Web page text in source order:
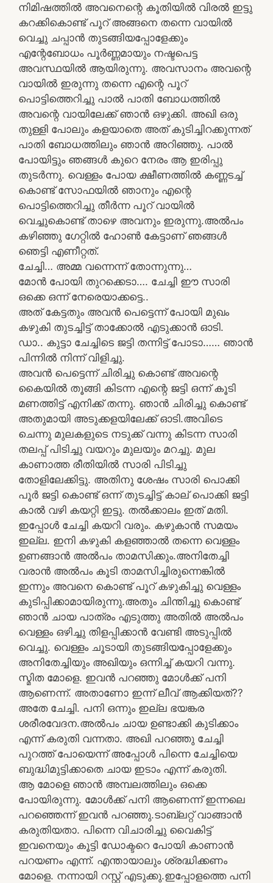
നിമിഷത്തിൽ അവനെന്റെ കൂതിയിൽ വിരൽ ഇട്ടു
കറക്കികൊണ്ട് പൂറ് അങ്ങനെ തന്നെ വായിൽ
വെച്ചു ചപ്പാൻ തുടങ്ങിയപ്പോളേക്കും
എന്റേബോധം പൂർണ്ണമായും നഷ്ടപെട്ട
അവസ്ഥയിൽ ആയിരുന്നു. അവസാനം അവന്റെ
വായിൽ ഇരുന്നു തന്നെ എന്റെ പൂറ്
പൊട്ടിത്തെറിച്ചു പാൽ പാതി ബോധത്തിൽ
അവന്റെ വായിലേക്ക് ഞാൻ ഒഴുക്കി. അഖി ഒരു
തുള്ളി പോലും കളയാതെ അത് കുടിച്ചിറക്കുന്നത്
പാതി ബോധത്തിലും ഞാൻ അറിഞ്ഞു. പാൽ
പോയിട്ടും ഞങ്ങൾ കുറെ നേരം ആ ഇരിപ്പു
തുടർന്നു. വെള്ളം പോയ ക്ഷീണത്തിൽ കണ്ണടച്ച്
കൊണ്ട് സോഫയിൽ ഞാനും എന്റെ
പൊട്ടിത്തെറിച്ചു തീർന്ന പൂറ് വായിൽ
വെച്ചുകൊണ്ട് താഴെ അവനും ഇരുന്നു.അൽപം
കഴിഞ്ഞു ഗേറ്റിൽ ഹോൺ കേട്ടാണ് ഞങ്ങൾ
ഞെട്ടി എണീറ്റത്.
ചേച്ചി… അമ്മ വന്നെന്ന് തോന്നുന്നു…
മോൻ പോയി തുറക്കെടാ…. ചേച്ചി ഈ സാരി
ഒക്കെ ഒന്ന് നേരെയാക്കട്ടെ..
അത് കേട്ടതും അവൻ പെട്ടെന്ന് പോയി മുഖം
കഴുകി തുടച്ചിട്ട് താക്കോൽ എടുക്കാൻ ഓടി.
ഡാ.. കുട്ടാ ചേച്ചിടെ ജട്ടി തന്നിട്ട് പോടാ…… ഞാൻ
പിന്നിൽ നിന്ന് വിളിച്ചു.
അവൻ പെട്ടെന്ന് ചിരിച്ചു കൊണ്ട് അവന്റെ
കൈയിൽ തൂങ്ങി കിടന്ന എന്റെ ജട്ടി ഒന്ന് കൂടി
മണത്തിട്ട് എനിക്ക് തന്നു. ഞാൻ ചിരിച്ചു കൊണ്ട്
അതുമായി അടുക്കളയിലേക്ക് ഓടി.അവിടെ
ചെന്നു മുലകളുടെ നടുക്ക് വന്നു കിടന്ന സാരി
തലപ്പ് പിടിച്ചു വയറും മുലയും മറച്ചു. മുല
കാണാത്ത രീതിയിൽ സാരി പിടിച്ചു
തോളിലേക്കിട്ടു. അതിനു ശേഷം സാരി പൊക്കി
പൂർ ജട്ടി കൊണ്ട് ഒന്ന് തുടച്ചിട്ട് കാല് പൊക്കി ജട്ടി
കാൽ വഴി കയറ്റി ഇട്ടു. തൽക്കാലം ഇത്‌ മതി.
ഇപ്പോൾ ചേച്ചി കയറി വരും. കഴുകാൻ സമയം
ഇല്ല. ഇനി കഴുകി കളഞ്ഞാൽ തന്നെ വെള്ളം
ഉണങ്ങാൻ അൽപം താമസിക്കും.അനിതേച്ചി
വരാൻ അൽപം കൂടി താമസിച്ചിരുന്നെങ്കിൽ
ഇന്നും അവനെ കൊണ്ട് പൂറ് കഴുകിച്ചു വെള്ളം
കുടിപ്പിക്കാമായിരുന്നു.അതും ചിന്തിച്ചു കൊണ്ട്
ഞാൻ ചായ പാത്രം എടുത്തു അതിൽ അൽപം
വെള്ളം ഒഴിച്ചു തിളപ്പിക്കാൻ വേണ്ടി അടുപ്പിൽ
വെച്ചു. വെള്ളം ചൂടായി തുടങ്ങിയപ്പോളേക്കും
അനിതേച്ചിയും അഖിയും ഒന്നിച്ച് കയറി വന്നു.
സ്മിത മോളെ. ഇവൻ പറഞ്ഞു മോൾക്ക് പനി
ആണെന്ന്. അതാണോ ഇന്ന് ലീവ് ആക്കിയത്??
അതേ ചേച്ചി. പനി ഒന്നും ഇല്ല ഭയങ്കര
ശരീരവേദന.അൽപം ചായ ഉണ്ടാക്കി കുടിക്കാം
എന്ന് കരുതി വന്നതാ. അഖി പറഞ്ഞു ചേച്ചി
പുറത്ത് പോയെന്ന് അപ്പോൾ പിന്നെ ചേച്ചിയെ
ബുദ്ധിമുട്ടിക്കാതെ ചായ ഇടാം എന്ന് കരുതി.
ആ മോളെ ഞാൻ അമ്പലത്തിലും ഒക്കെ
പോയിരുന്നു. മോൾക്ക്‌ പനി ആണെന്ന് ഇന്നലെ
പറഞ്ഞെന്ന് ഇവൻ പറഞ്ഞു.ടാബ്‌ലറ്റ് വാങ്ങാൻ
കരുതിയതാ. പിന്നെ വിചാരിച്ചു വൈകിട്ട്
ഇവനെയും കൂട്ടി ഡോക്ടറെ പോയി കാണാൻ
പറയണം എന്ന്. എന്തായാലും ശ്രദ്ധിക്കണം
മോളെ. നന്നായി റസ്റ്റ്‌ എടുക്കു.ഇപ്പോളത്തെ പനി